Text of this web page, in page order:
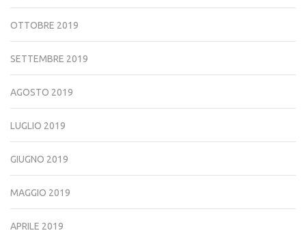
OTTOBRE 2019
SETTEMBRE 2019
AGOSTO 2019
LUGLIO 2019
GIUGNO 2019
MAGGIO 2019
APRILE 2019